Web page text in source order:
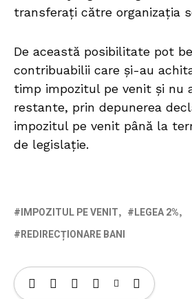
transferați către organizația
De această posibilitate pot
contribuabilii care și-au
timp impozitul pe venit și nu
restante, prin depunerea
impozitul pe venit până la
de legislație.
IMPOZITUL PE VENIT
LEGEA 2%
REDIRECȚIONARE BANI